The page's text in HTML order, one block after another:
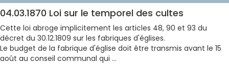
04.03.1870 Loi sur le temporel des cultes
Cette loi abroge implicitement les articles 48, 90 et 93 du
décret du 30.12.1809 sur les fabriques d'églises.
Le budget de la fabrique d'église doit être transmis avant le 15
août au conseil communal qui ...